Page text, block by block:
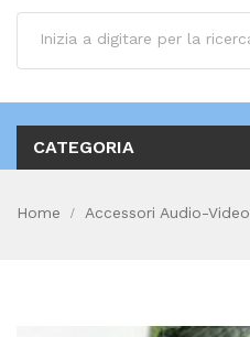
CATEGORIA
Home Accessori Audio-Video